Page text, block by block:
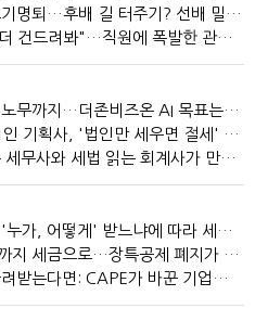
국세청 조기명퇴…후배 길 터주기? 선배 밀어내기?
"한 번만 더 건드려봐"…직원에 폭발한 관세청장, 왜?
세법에서 노무까지…더존비즈온 AI 목표는 '전문가의 시간'
"연예인 1인 기획사, '법인만 세우면 절세' 시대 끝났다"
사람 읽는 세무사와 세법 읽는 회계사가 만나면?
상속주택 '누가, 어떻게' 받느냐에 따라 세금이 달라진다
노후자금까지 세금으로…장특공제 폐지가 부를 조세의 역설
관세를 돌려받는다면: CAPE가 바꾼 기업의 현금흐름